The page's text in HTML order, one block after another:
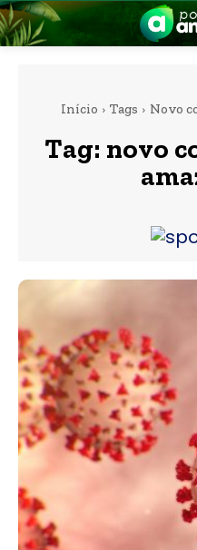
Amazônia
Início Tags Novo
Tag: novo